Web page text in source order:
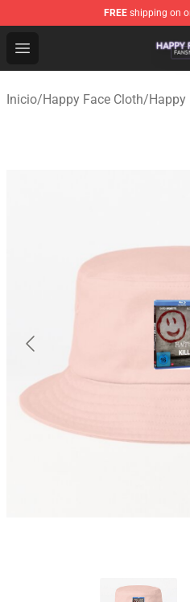
FREE shipping on
Open menu
Happy Face Shop -
Inicio/Happy Face Cloth/Happy